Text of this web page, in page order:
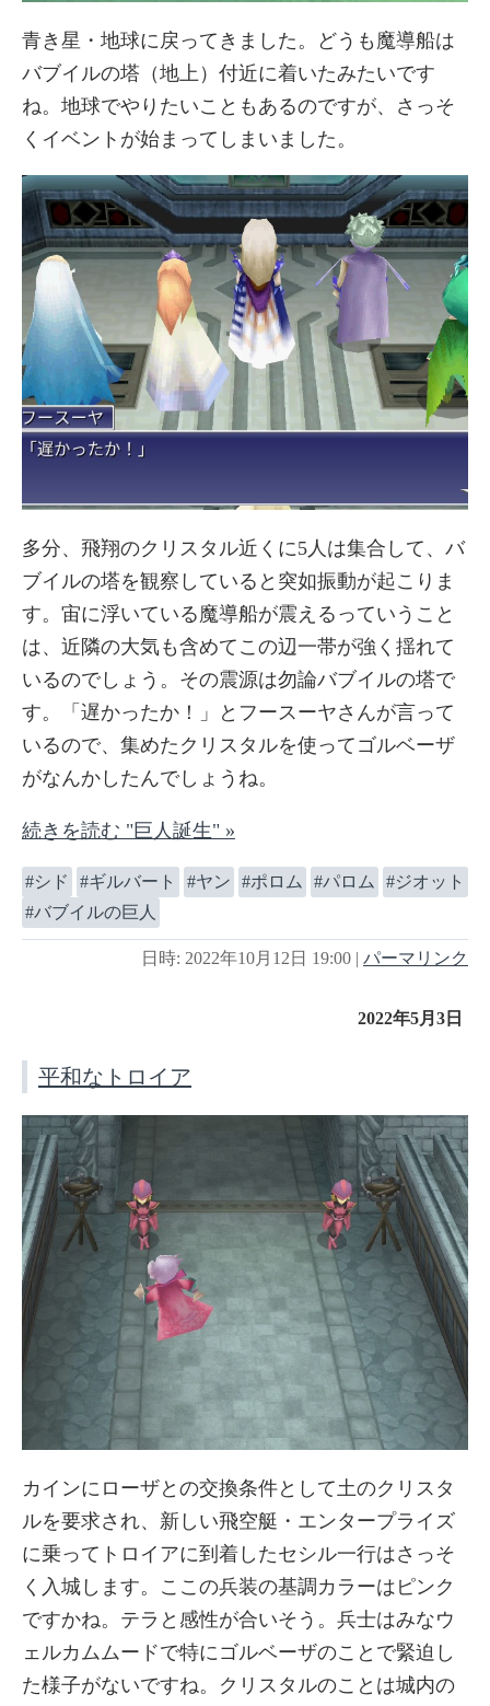
青き星・地球に戻ってきました。どうも魔導船は
バブイルの塔（地上）付近に着いたみたいです
ね。地球でやりたいこともあるのですが、さっそ
くイベントが始まってしまいました。
多分、飛翔のクリスタル近くに5人は集合して、バ
ブイルの塔を観察していると突如振動が起こりま
す。宙に浮いている魔導船が震えるっていうこと
は、近隣の大気も含めてこの辺一帯が強く揺れて
いるのでしょう。その震源は勿論バブイルの塔で
す。「遅かったか！」とフースーヤさんが言って
いるので、集めたクリスタルを使ってゴルベーザ
がなんかしたんでしょうね。
続きを読む "巨人誕生" »
シド ギルバート ヤン ポロム パロム
ジオット
バブイルの巨人
日時: 2022年10月12日 19:00 | パーマリンク
2022年5月3日
平和なトロイア
カインにローザとの交換条件として土のクリスタ
ルを要求され、新しい飛空艇・エンタープライズ
に乗ってトロイアに到着したセシル一行はさっそ
く入城します。ここの兵装の基調カラーはピンク
ですかね。テラと感性が合いそう。兵士はみなウ
ェルカムムードで特にゴルベーザのことで緊迫し
た様子がないですね。クリスタルのことは城内の